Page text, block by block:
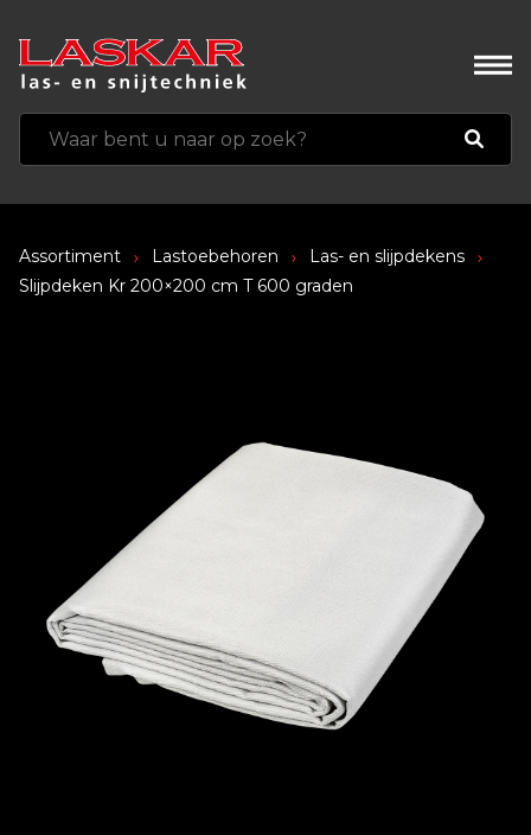
Assortiment Lastoebehoren
Las- en slijpdekens
Slijpdeken Kr 200×200 cm T 600 graden